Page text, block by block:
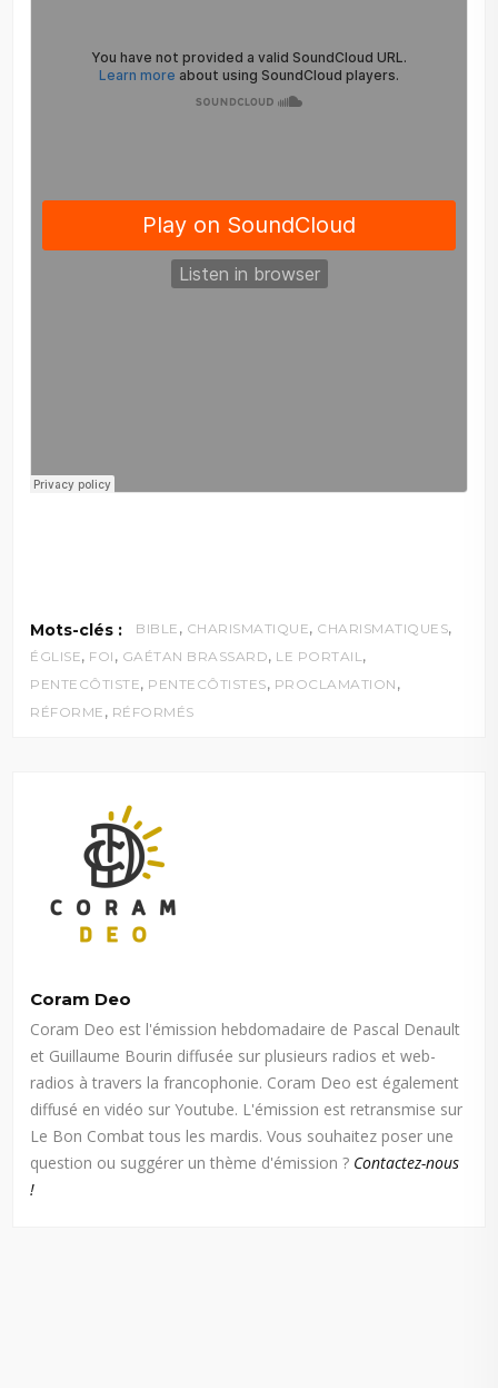
Mots-clés : BIBLE , CHARISMATIQUE, CHARISMATIQUES,
ÉGLISE, FOI , GAÉTAN BRASSARD, LE PORTAIL,
PENTECÔTISTE, PENTECÔTISTES, PROCLAMATION ,
RÉFORME , RÉFORMÉS
Coram Deo
Coram Deo est l'émission hebdomadaire de Pascal Denault
et Guillaume Bourin diffusée sur plusieurs radios et web-
radios à travers la francophonie. Coram Deo est également
diffusé en vidéo sur Youtube. L'émission est retransmise sur
Le Bon Combat tous les mardis. Vous souhaitez poser une
question ou suggérer un thème d'émission ? Contactez-nous
!